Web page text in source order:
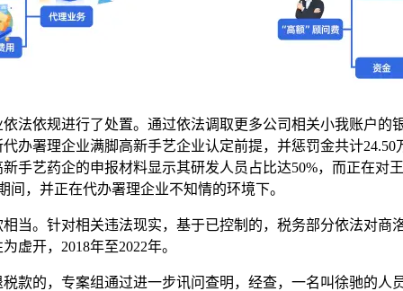
法依规进行了处置。通过依法调取更多公司相关小我账户的
办署理企业满脚高新手艺企业认定前提，并惩罚金共计
手艺药企的申报材料显示其研发人员占比达50%，而正在对
，并正在代办署理企业不知情的环境下。
。针对相关违法现实，基于已控制的，税务部分依法对商
虚开，2018年至2022年。
的，专案组通过进一步讯问查明，经查，一名叫徐驰的人